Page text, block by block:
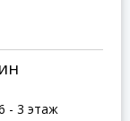
- 3 этаж